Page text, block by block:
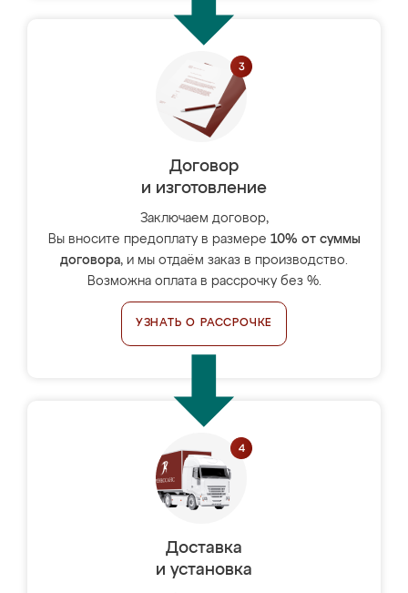
Договор
и изготовление
Заключаем договор,
Вы вносите предоплату в размере 10% от суммы
договора, и мы отдаём заказ в производство.
Возможна оплата в рассрочку без %.
УЗНАТЬ О РАССРОЧКЕ
Доставка
и установка